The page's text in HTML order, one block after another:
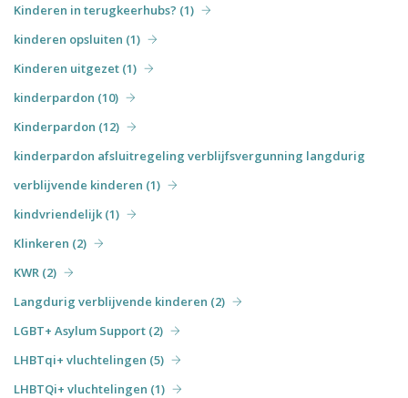
Kinderen in terugkeerhubs? (1)
kinderen opsluiten (1)
Kinderen uitgezet (1)
kinderpardon (10)
Kinderpardon (12)
kinderpardon afsluitregeling verblijfsvergunning langdurig
verblijvende kinderen (1)
kindvriendelijk (1)
Klinkeren (2)
KWR (2)
Langdurig verblijvende kinderen (2)
LGBT+ Asylum Support (2)
LHBTqi+ vluchtelingen (5)
LHBTQi+ vluchtelingen (1)